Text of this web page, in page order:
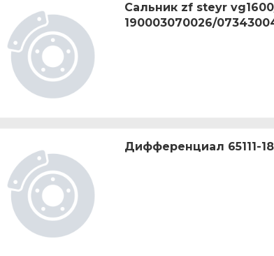
Сальник zf steyr
190003070026/
Дифференциал 65111-